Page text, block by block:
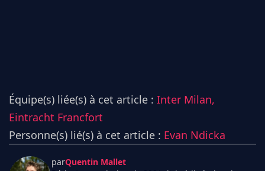
Équipe(s) liée(s) à cet article : Inter Milan,
Eintracht Francfort
Personne(s) lié(s) à cet article : Evan Ndicka
parQuentin Mallet